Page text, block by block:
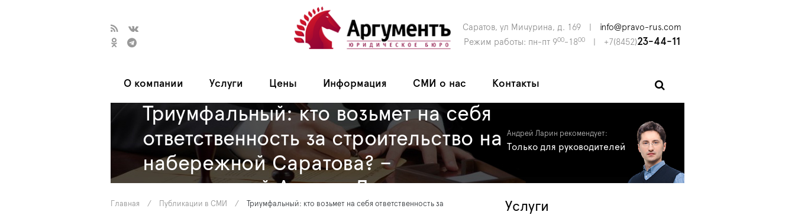
Саратов, ул Мичурина, д. 169
info@pravo-rus.com
Режим работы: пн-пт 900-1800 +7(8452)23-44-11
О компании Услуги Цены Информация СМИ о нас Контакты
Триумфальный: кто возьмет на себя
ответственность за строительство на
набережной Саратова? –
комментарий Андрея Ларина.
Андрей Ларин рекомендует:
Только для руководителей
Главная / Публикации в СМИ / Триумфальный: кто возьмет на себя ответственность за Услуги